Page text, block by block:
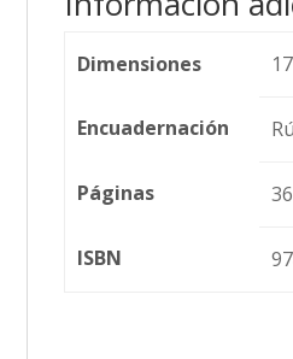
Dimensiones
Encuadernación
Páginas 36
ISBN